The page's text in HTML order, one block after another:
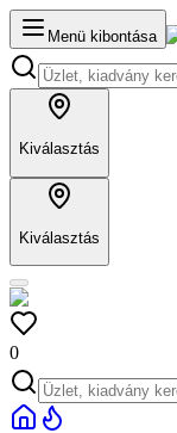
Menü kibontása
Kiválasztás
Kiválasztás
0